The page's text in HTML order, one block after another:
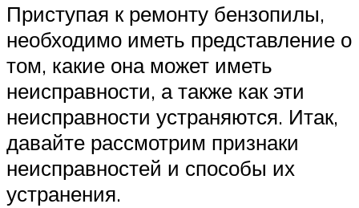
Приступая к ремонту бензопилы,
необходимо иметь представление о
том, какие она может иметь
неисправности, а также как эти
неисправности устраняются. Итак,
давайте рассмотрим признаки
неисправностей и способы их
устранения.